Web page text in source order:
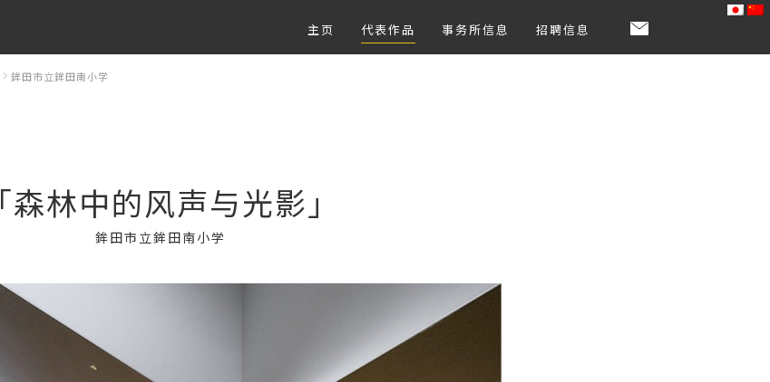
主页 代表作品 事务所信息 招聘信息
鉾田市立鉾田南小学
「森林中的风声与光影」
鉾田市立鉾田南小学